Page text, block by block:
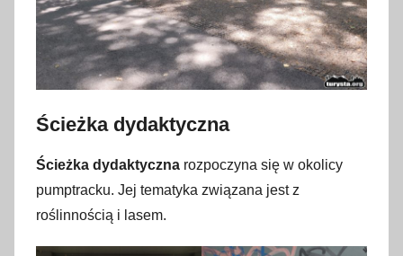
Ścieżka dydaktyczna
Ścieżka dydaktyczna rozpoczyna się w okolicy
pumptracku. Jej tematyka związana jest z
roślinnością i lasem.